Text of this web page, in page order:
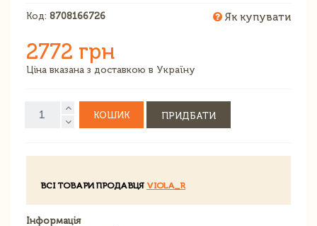
Код: 8708166726 Як купувати
2772 грн
Ціна вказана з доставкою в Україну
КОШИК ПРИДБАТИ
ВСІ ТОВАРИ ПРОДАВЦЯ VIOLA_R
Інформація